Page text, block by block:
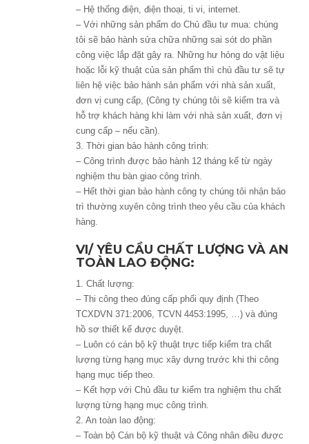
– Hệ thống điện, điện thoại, ti vi, internet.
– Với những sản phẩm do Chủ đầu tư mua: chúng
tôi sẽ bảo hành sửa chữa những sai sót do phần
công việc lắp đặt gây ra. Những hư hỏng do vật liệu
hoặc lỗi kỹ thuật của sản phẩm thì chủ đầu tư sẽ tự
liên hệ việc bảo hành sản phẩm với nhà sản xuất,
đơn vị cung cấp, (Công ty chúng tôi sẽ kiểm tra và
hỗ trợ khách hàng khi làm với nhà sản xuất, đơn vị
cung cấp – nếu cần).
3. Thời gian bảo hành công trình:
– Công trình được bảo hành 12 tháng kể từ ngày
nghiệm thu bàn giao công trình.
– Hết thời gian bảo hành công ty chúng tôi nhận bảo
trì thường xuyên công trình theo yêu cầu của khách
hàng.
VI/ YÊU CẦU CHẤT LƯỢNG VÀ AN
TOÀN LAO ĐỘNG:
1. Chất lượng:
– Thi công theo đúng cấp phối quy định (Theo
TCXDVN 371:2006, TCVN 4453:1995, …) và đúng
hồ sơ thiết kế được duyệt.
– Luôn có cán bộ kỹ thuật trực tiếp kiểm tra chất
lượng từng hạng mục xây dựng trước khi thi công
hạng mục tiếp theo.
– Kết hợp với Chủ đầu tư kiểm tra nghiệm thu chất
lượng từng hạng mục công trình.
2. An toàn lao động:
– Toàn bộ Cán bộ kỹ thuật và Công nhân điều được